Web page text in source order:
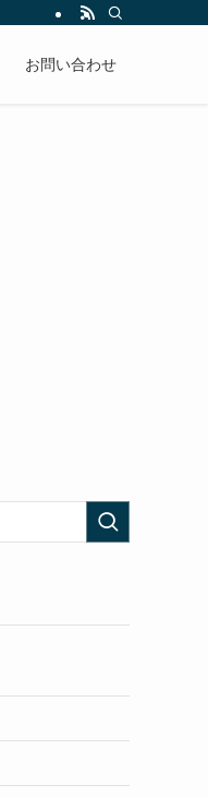
お問い合わせ